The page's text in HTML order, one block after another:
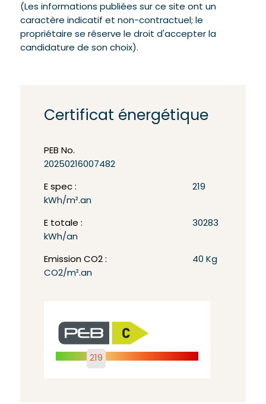
(Les informations publiées sur ce site ont un
caractère indicatif et non-contractuel; le
propriétaire se réserve le droit d'accepter la
candidature de son choix).
Certificat énergétique
PEB No.
20250216007482
E spec :
219
kWh/m².an
E totale :
30283
kWh/an
Emission CO2 :
40 Kg
CO2/m².an
219